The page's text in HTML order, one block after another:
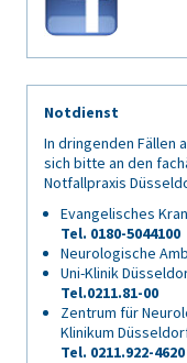
Notdienst
In dringenden Fällen
sich bitte an den
Notfallpraxis
Evangelisches
Tel. 0180-5044100
Neurologische
Uni-Klinik
Tel.0211.81-00
Zentrum für
Klinikum
Tel. 0211.922-4620